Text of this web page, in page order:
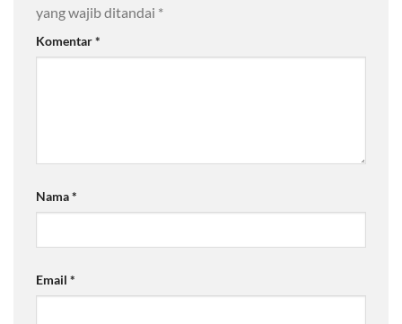
yang wajib ditandai *
Komentar*
Nama*
Email *